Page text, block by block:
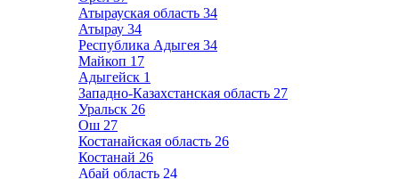
Атырауская область 34
Атырау 34
Республика Адыгея 34
Майкоп 17
Адыгейск 1
Западно-Казахстанская область 27
Уральск 26
Ош 27
Костанайская область 26
Костанай 26
Абай область 24